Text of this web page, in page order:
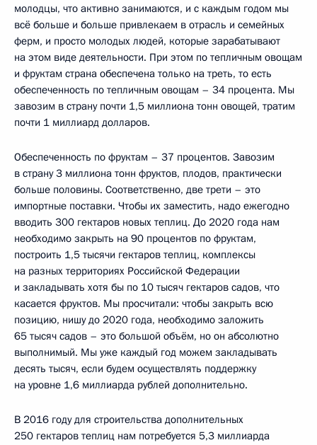
молодцы, что активно занимаются, и с каждым годом мы
всё больше и больше привлекаем в отрасль и семейных
ферм, и просто молодых людей, которые зарабатывают
на этом виде деятельности. При этом по тепличным овощам
и фруктам страна обеспечена только на треть, то есть
обеспеченность по тепличным овощам – 34 процента. Мы
завозим в страну почти 1,5 миллиона тонн овощей, тратим
почти 1 миллиард долларов.
Обеспеченность по фруктам – 37 процентов. Завозим
в страну 3 миллиона тонн фруктов, плодов, практически
больше половины. Соответственно, две трети – это
импортные поставки. Чтобы их заместить, надо ежегодно
вводить 300 гектаров новых теплиц. До 2020 года нам
необходимо закрыть на 90 процентов по фруктам,
построить 1,5 тысячи гектаров теплиц, комплексы
на разных территориях Российской Федерации
и закладывать хотя бы по 10 тысяч гектаров садов, что
касается фруктов. Мы просчитали: чтобы закрыть всю
позицию, нишу до 2020 года, необходимо заложить
65 тысяч садов – это большой объём, но он абсолютно
выполнимый. Мы уже каждый год можем закладывать
десять тысяч, если будем осуществлять поддержку
на уровне 1,6 миллиарда рублей дополнительно.
В 2016 году для строительства дополнительных
250 гектаров теплиц нам потребуется 5,3 миллиарда